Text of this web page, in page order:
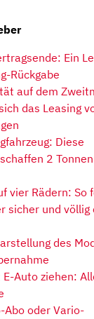
Ein
Rückgabe
auf dem
das Leasing
Diese
2 Tonnen
vier Rädern: So
sicher und völlig
des
Auto ziehen:
Abo oder Vario-